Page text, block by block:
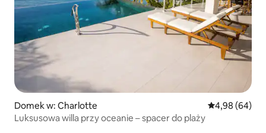
Domek w: Charlotte Średnia
4,98 (64)
Luksusowa willa przy oceanie – spacer do plaży